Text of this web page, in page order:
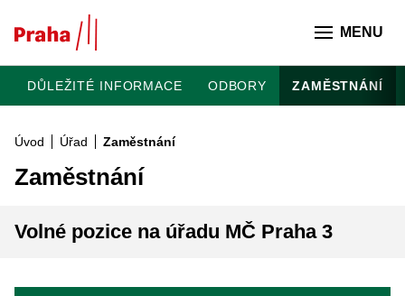
MENU
DŮLEŽITÉ INFORMACE ODBORY ZAMĚSTNÁNÍ
Úvod Úřad Zaměstnání
Zaměstnání
Volné pozice na úřadu MČ Praha 3